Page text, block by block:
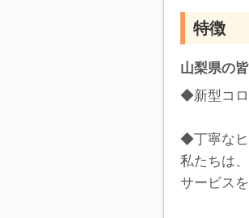
特徴
山梨県の
◆新型コ
◆丁寧なヒ
私たちは
サービス